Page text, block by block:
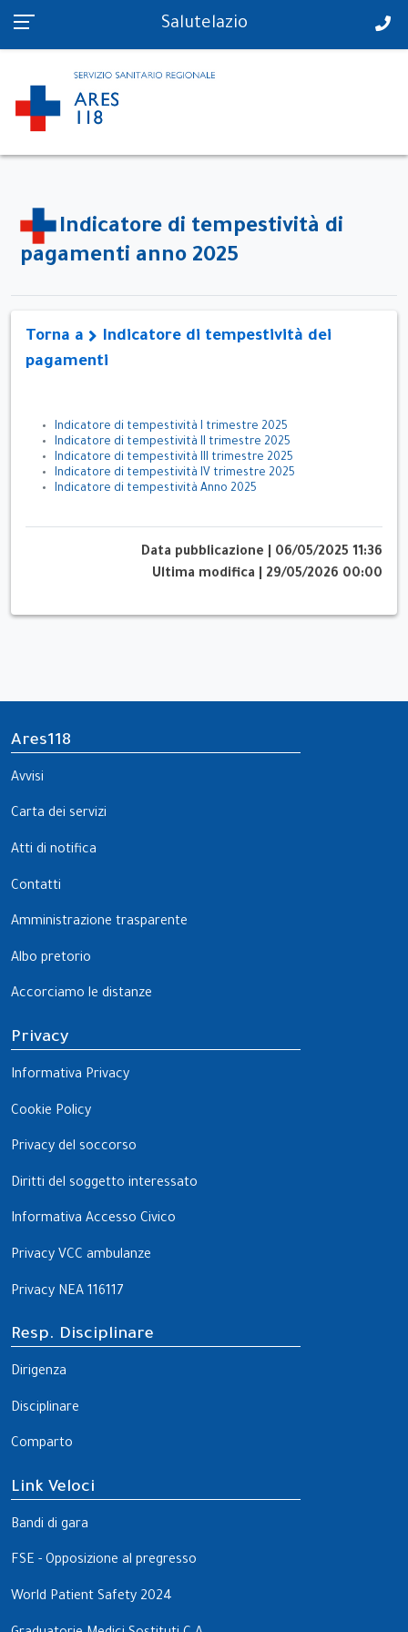
PS in tempo reale Salutelazio
Indicatore di tempestività di
pagamenti anno 2025
Torna a
Indicatore di tempestività dei
pagamenti
Indicatore di tempestività I trimestre 2025
Indicatore di tempestività II trimestre 2025
Indicatore di tempestività III trimestre 2025
Indicatore di tempestività IV trimestre 2025
Indicatore di tempestività Anno 2025
Data pubblicazione
06/05/2025 11:36
Ultima modifica
29/05/2026 00:00
Ares118
Avvisi
Carta dei servizi
Atti di notifica
Contatti
Amministrazione trasparente
Albo pretorio
Accorciamo le distanze
Privacy
Informativa Privacy
Cookie Policy
Privacy del soccorso
Diritti del soggetto interessato
Informativa Accesso Civico
Privacy VCC ambulanze
Privacy NEA 116117
Resp. Disciplinare
Dirigenza
Disciplinare
Comparto
Link Veloci
Bandi di gara
FSE - Opposizione al pregresso
World Patient Safety 2024